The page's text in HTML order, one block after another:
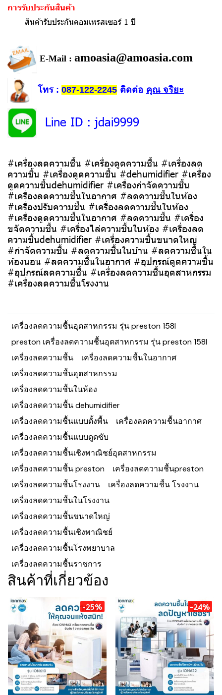
การรับประกันสินค้า
สินค้ารับประกันคอมเพรสเซอร์ 1 ปี
E-Mail : amoasia@amoasia.com
โทร : 087-122-2245 ติดต่อ คุณ จริยะ
Line ID : jdai9999
#เครื่องลดความชื้น #เครื่องดูดความชื้น #เครื่องลด
ความชื้น #เครื่องดูดความชื้น #dehumidifier #เครื่อง
ดูดความชื้นdehumidifier #เครื่องกำจัดความชื้น
#เครื่องลดความชื้นในอากาศ #ลดความชื้นในห้อง
#เครื่องปรับความชื้น #เครื่องลดความชื้นในห้อง
#เครื่องดูดความชื้นในอากาศ #ลดความชื้น #เครื่อง
ขจัดความชื้น #เครื่องไล่ความชื้นในห้อง #เครื่องลด
ความชื้นdehumidifier #เครื่องความชื้นขนาดใหญ่
#กำจัดความชื้น #ลดความชื้นในบ้าน #ลดความชื้นใน
ห้องนอน #ลดความชื้นในอากาศ #อุปกรณ์ดูดความชื้น
#อุปกรณ์ลดความชื้น #เครื่องลดความชื้นอุตสาหกรรม
#เครื่องลดความชื้นโรงงาน
เครื่องลดความชื้นอุตสาหกรรม รุ่น preston 158l
preston เครื่องลดความชื้นอุตสาหกรรม รุ่น preston 158l
เครื่องลดความชื้น
เครื่องลดความชื้นในอากาศ
เครื่องลดความชื้นอุตสาหกรรม
เครื่องลดความชื้นในห้อง
เครื่องลดความชื้น dehumidifier
เครื่องลดความชื้นแบบตั้งพื้น
เครื่องลดความชื้นอากาศ
เครื่องลดความชื้นแบบดูดซับ
เครื่องลดความชื้นเชิงพาณิชย์อุตสาหกรรม
เครื่องลดความชื้น preston
เครื่องลดความชื้นpreston
เครื่องลดความชื้นโรงงาน
เครื่องลดความชื้น โรงงาน
เครื่องลดความชื้นในโรงงาน
เครื่องลดความชื้นขนาดใหญ่
เครื่องลดความชื้นเชิงพาณิชย์
เครื่องลดความชื้นโรงพยาบาล
เครื่องลดความชื้นราชการ
สินค้าที่เกี่ยวข้อง
-25% -24%